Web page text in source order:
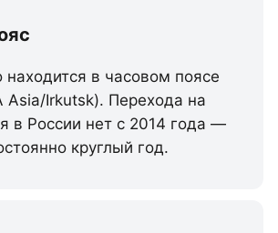
находится в часовом поясе
Asia/Irkutsk). Перехода на
в России нет с 2014 года —
круглый год.